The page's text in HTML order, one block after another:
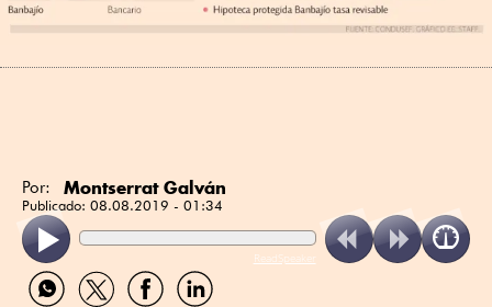
Por: Montserrat Galván
Publicado: 08.08.2019 - 01:34
ReadSpeaker
Compartir
por
Compartir
por
Compartir
por
Compartir
por